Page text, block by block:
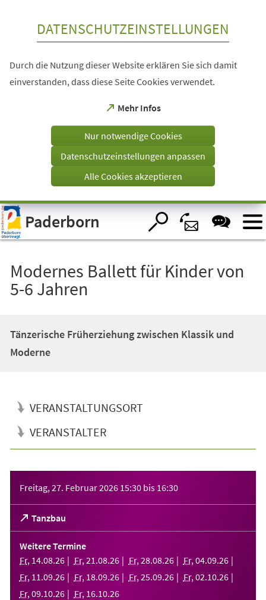
Visuelle
Assistenzsoftware
öffnen.
DATENSCHUTZEINSTELLUNGEN
Durch die Nutzung dieser Website erklären Sie sich damit
einverstanden, dass diese Seite Cookies verwendet.
Mehr Infos
(Öffnet
einem
Tab)
Nur notwendige Cookies
Datenschutzeinstellungen anpassen
Alle Cookies akzeptieren
Paderborn
Modernes Ballett für Kinder von
5-6 Jahren
Tänzerische Früherziehung zwischen Klassik und
Moderne
VERANSTALTUNGSORT
VERANSTALTER
Freitag, 27. Februar 2026 15:30 bis 16:30
Tanzbau
(Öffnet
in
einem
neuen
Tab)
Weitere Termine
Fr, 14.08.26 Fr, 21 .08.26 Fr, 28.08.26 Fr, 04.09.26
Fr, 11 .09.26 Fr, 18.09.26 Fr, 25.09.26 Fr, 02.10.26
Fr, 09.10.26 Fr, 16.10.26